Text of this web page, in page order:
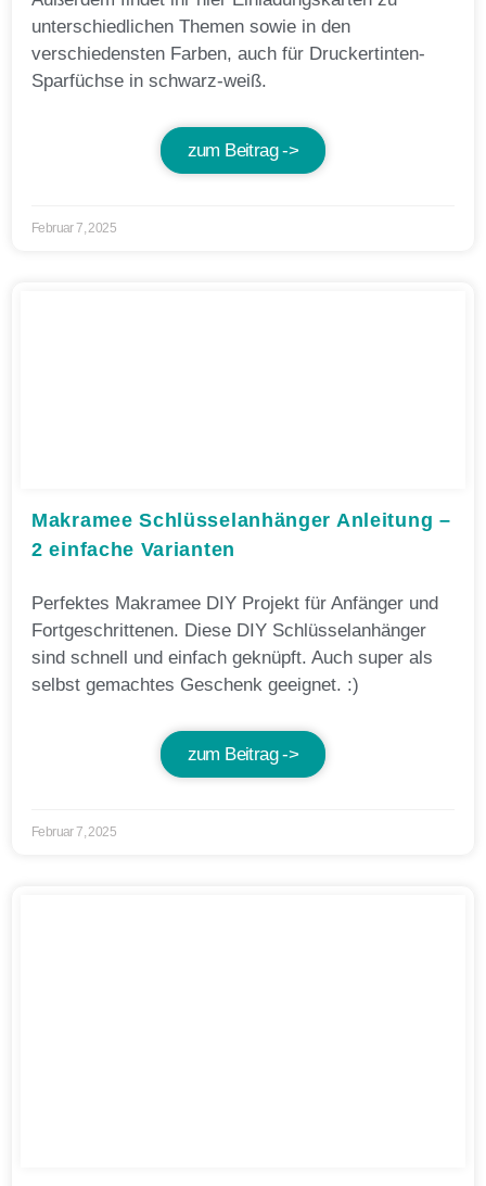
unterschiedlichen Themen sowie in den
verschiedensten Farben, auch für Druckertinten-
Sparfüchse in schwarz-weiß.
zum Beitrag ->
Februar 7, 2025
Makramee Schlüsselanhänger Anleitung –
2 einfache Varianten
Perfektes Makramee DIY Projekt für Anfänger und
Fortgeschrittenen. Diese DIY Schlüsselanhänger
sind schnell und einfach geknüpft. Auch super als
selbst gemachtes Geschenk geeignet. :)
zum Beitrag ->
Februar 7, 2025